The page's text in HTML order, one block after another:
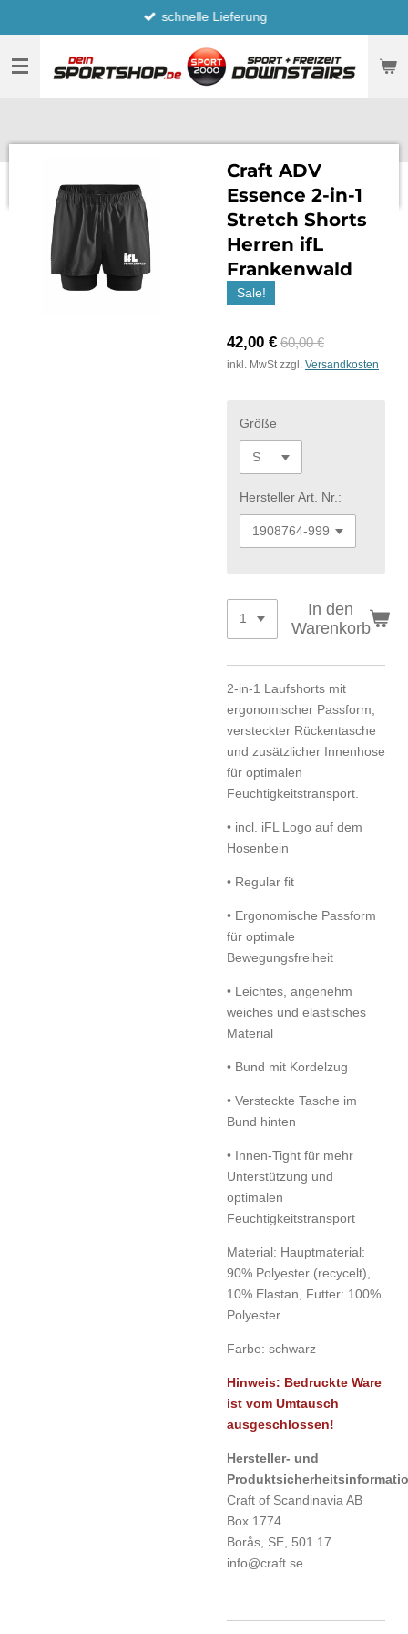
Hauptinhalt
springen
schnelle Lieferung
Craft ADV
Essence 2-in-1
Stretch Shorts
Herren ifL
Frankenwald
Sale!
42,00 € 60,00 €
inkl. MwSt zzgl. Versandkosten
Größe
Hersteller Art. Nr.:
In den
Warenkorb
2-in-1 Laufshorts mit
ergonomischer Passform,
versteckter Rückentasche
und zusätzlicher Innenhose
für optimalen
Feuchtigkeitstransport.
• incl. iFL Logo auf dem
Hosenbein
• Regular fit
• Ergonomische Passform
für optimale
Bewegungsfreiheit
• Leichtes, angenehm
weiches und elastisches
Material
• Bund mit Kordelzug
• Versteckte Tasche im
Bund hinten
• Innen-Tight für mehr
Unterstützung und
optimalen
Feuchtigkeitstransport
Material: Hauptmaterial:
90% Polyester (recycelt),
10% Elastan, Futter: 100%
Polyester
Farbe: schwarz
Hinweis: Bedruckte Ware
ist vom Umtausch
ausgeschlossen!
Hersteller- und
Craft of Scandinavia AB
Box 1774
Borås, SE, 501 17
info@craft.se